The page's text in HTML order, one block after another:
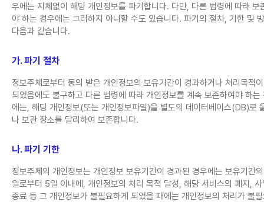
우에는 지체없이 해당 개인정보를 파기합니다. 다만, 다른 법령에 따라 보
야 하는 경우에는 그러하지 아니할 수도 있습니다. 파기의 절차, 기한 및
다음과 같습니다.
가. 파기 절차
정보주체로부터 동의 받은 개인정보의 보유기간이 경과하거나 처리목적
되었음에도 불구하고 다른 법령에 따라 개인정보를 계속 보존하여야 하는
에는, 해당 개인정보(또는 개인정보파일)을 별도의 데이터베이스(DB)로
나 보관 장소를 달리하여 보존합니다.
나. 파기 기한
정보주체의 개인정보는 개인정보 보유기간이 경과된 경우에는 보유기간
일로부터 5일 이내에, 개인정보의 처리 목적 달성, 해당 서비스의 폐지, 사
종료 등 그 개인정보가 불필요하게 되었을 때에는 개인정보의 처리가 불